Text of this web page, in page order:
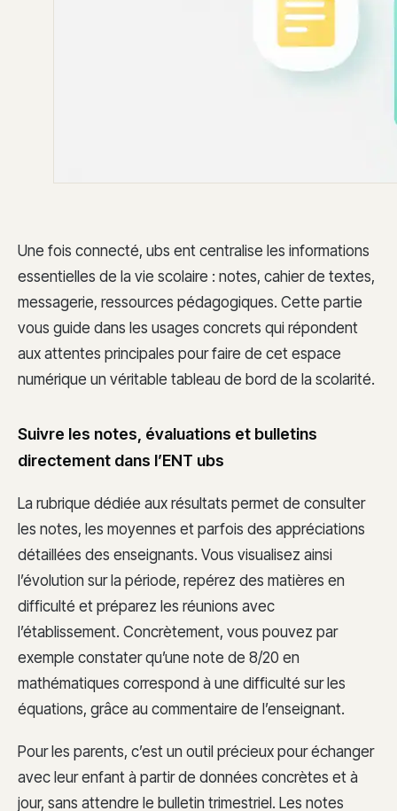
Une fois connecté, ubs ent centralise les informations
essentielles de la vie scolaire : notes, cahier de textes,
messagerie, ressources pédagogiques. Cette partie
vous guide dans les usages concrets qui répondent
aux attentes principales pour faire de cet espace
numérique un véritable tableau de bord de la scolarité.
Suivre les notes, évaluations et bulletins
directement dans l’ENT ubs
La rubrique dédiée aux résultats permet de consulter
les notes, les moyennes et parfois des appréciations
détaillées des enseignants. Vous visualisez ainsi
l’évolution sur la période, repérez des matières en
difficulté et préparez les réunions avec
l’établissement. Concrètement, vous pouvez par
exemple constater qu’une note de 8/20 en
mathématiques correspond à une difficulté sur les
équations, grâce au commentaire de l’enseignant.
Pour les parents, c’est un outil précieux pour échanger
avec leur enfant à partir de données concrètes et à
jour, sans attendre le bulletin trimestriel. Les notes